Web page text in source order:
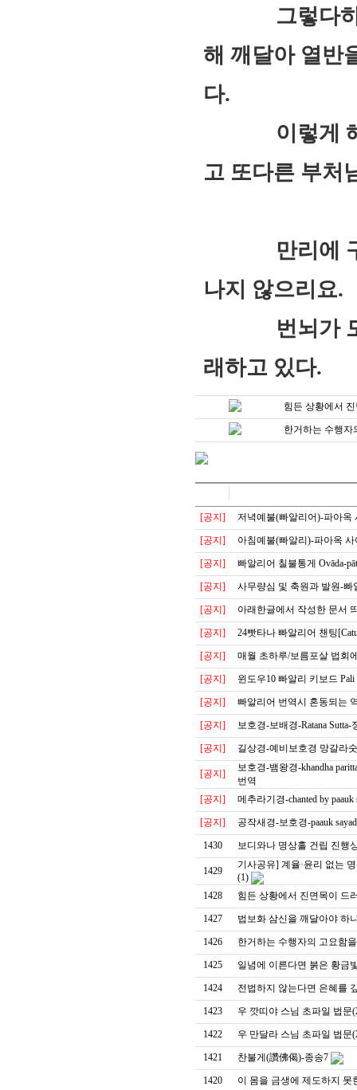
그렇다하더
해 깨달아 열반
다.
이렇게 해석
고 또다른 부처
만리에 구름
나지 않으리요.
번뇌가 모두
래하고 있다.
힘든 상황에서
한거하는 수행자
[공지] 저녁예불(빠알리어)-파아옥
[공지] 아침예불(빠알리)-파아옥 사
[공지] 빠알리어 칠불통게 Ovāda-
[공지] 사무량심 및 축원과 발원-빠
[공지] 아래한글에서 작성한 문서
[공지] 24빳타나 빠알리어 챈팅
[공지] 매월 초하루/보름포살 법회
[공지] 윈도우10 빠알리 키보드 Pali
[공지] 빠알리어 번역시 혼동되는
[공지] 보호경-보배경-Ratana
[공지] 길상경-예비보호경 망갈라
[공지]
보호경-뱀왕경-khandha
번역
[공지]
메추라기경-chanted by
[공지] 공작새경-보호경-paauk
1430 보디와나 명상홀 건립 진행
1429
기사공유] 계율·윤리 없는
(1)
1428
힘든 상황에서 진면목이 드
1427 법보화 삼신을 깨달아야 하
1426 한거하는 수행자의 고요함
1425 일념에 이른다면 붉은 황금
1424 전법하지 않는다면 은혜를
1423 우 깟띠야 스님 초파일 법문
1422 우 만달라 스님 초파일 법문
1421 찬불게(讚佛偈)-종송7
1420 이 몸을 금생에 제도하지